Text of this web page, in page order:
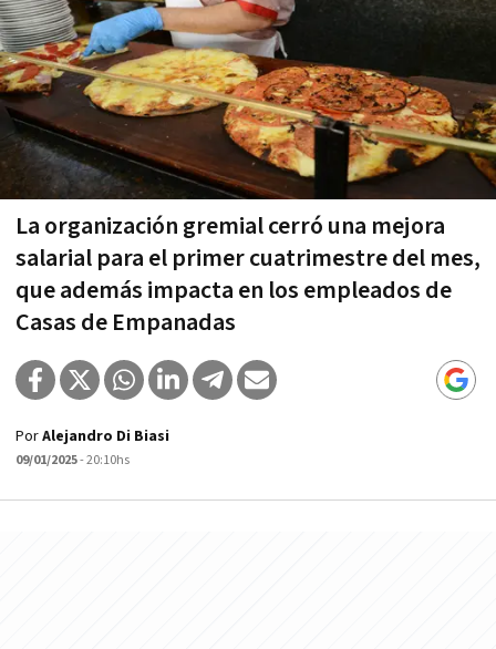
La organización gremial cerró una mejora
salarial para el primer cuatrimestre del mes,
que además impacta en los empleados de
Casas de Empanadas
PorAlejandro Di Biasi
09/01/2025- 20:10hs